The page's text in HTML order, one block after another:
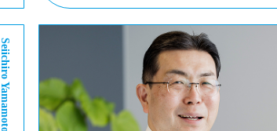
Seiichiro Yamamoto